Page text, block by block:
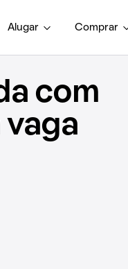
Alugar Comprar
com
vaga